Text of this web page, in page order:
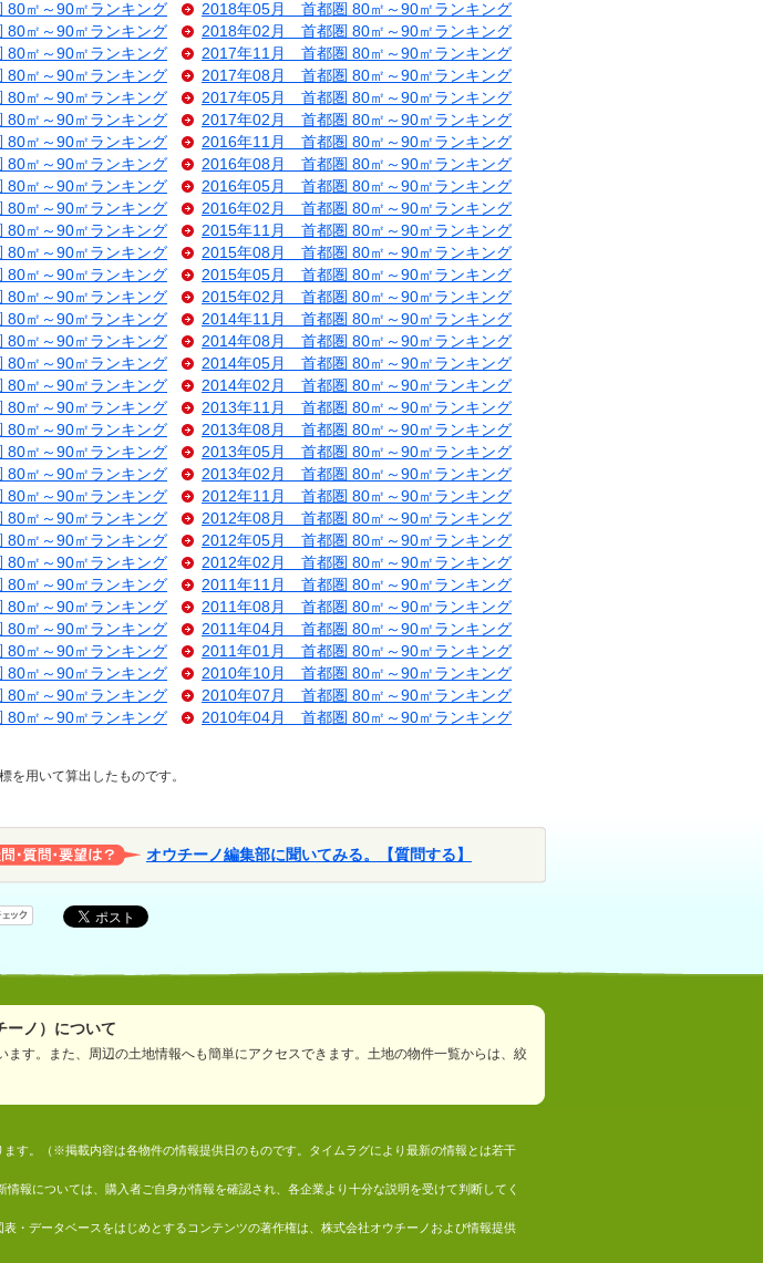
㎡～90㎡ランキング
2018年05月 首都圏 80㎡～90㎡ランキング
㎡～90㎡ランキング
2018年02月 首都圏 80㎡～90㎡ランキング
㎡～90㎡ランキング
2017年11月 首都圏 80㎡～90㎡ランキング
㎡～90㎡ランキング
2017年08月 首都圏 80㎡～90㎡ランキング
㎡～90㎡ランキング
2017年05月 首都圏 80㎡～90㎡ランキング
㎡～90㎡ランキング
2017年02月 首都圏 80㎡～90㎡ランキング
㎡～90㎡ランキング
2016年11月 首都圏 80㎡～90㎡ランキング
㎡～90㎡ランキング
2016年08月 首都圏 80㎡～90㎡ランキング
㎡～90㎡ランキング
2016年05月 首都圏 80㎡～90㎡ランキング
㎡～90㎡ランキング
2016年02月 首都圏 80㎡～90㎡ランキング
㎡～90㎡ランキング
2015年11月 首都圏 80㎡～90㎡ランキング
㎡～90㎡ランキング
2015年08月 首都圏 80㎡～90㎡ランキング
㎡～90㎡ランキング
2015年05月 首都圏 80㎡～90㎡ランキング
㎡～90㎡ランキング
2015年02月 首都圏 80㎡～90㎡ランキング
㎡～90㎡ランキング
2014年11月 首都圏 80㎡～90㎡ランキング
㎡～90㎡ランキング
2014年08月 首都圏 80㎡～90㎡ランキング
㎡～90㎡ランキング
2014年05月 首都圏 80㎡～90㎡ランキング
㎡～90㎡ランキング
2014年02月 首都圏 80㎡～90㎡ランキング
㎡～90㎡ランキング
2013年11月 首都圏 80㎡～90㎡ランキング
㎡～90㎡ランキング
2013年08月 首都圏 80㎡～90㎡ランキング
㎡～90㎡ランキング
2013年05月 首都圏 80㎡～90㎡ランキング
㎡～90㎡ランキング
2013年02月 首都圏 80㎡～90㎡ランキング
㎡～90㎡ランキング
2012年11月 首都圏 80㎡～90㎡ランキング
㎡～90㎡ランキング
2012年08月 首都圏 80㎡～90㎡ランキング
㎡～90㎡ランキング
2012年05月 首都圏 80㎡～90㎡ランキング
㎡～90㎡ランキング
2012年02月 首都圏 80㎡～90㎡ランキング
㎡～90㎡ランキング
2011年11月 首都圏 80㎡～90㎡ランキング
㎡～90㎡ランキング
2011年08月 首都圏 80㎡～90㎡ランキング
㎡～90㎡ランキング
2011年04月 首都圏 80㎡～90㎡ランキング
㎡～90㎡ランキング
2011年01月 首都圏 80㎡～90㎡ランキング
㎡～90㎡ランキング
2010年10月 首都圏 80㎡～90㎡ランキング
㎡～90㎡ランキング
2010年07月 首都圏 80㎡～90㎡ランキング
㎡～90㎡ランキング
2010年04月 首都圏 80㎡～90㎡ランキング
用いて算出したものです。
オウチーノ編集部に聞いてみる。【質問する】
ーノ）について
す。また、周辺の土地情報へも簡単にアクセスできます。土地の物件一覧からは、絞
す。（※掲載内容は各物件の情報提供日のものです。タイムラグにより最新の情報とは若干
報については、購入者ご自身が情報を確認され、各企業より十分な説明を受けて判断してく
・データベースをはじめとするコンテンツの著作権は、株式会社オウチーノおよび情報提供